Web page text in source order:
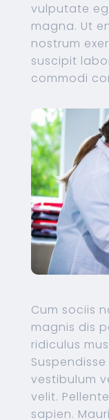
vulputate
magna. Ut
nostrum
suscipit
commodi
Cum sociis
magnis dis
ridiculus
vestibulum
velit.
sapien.